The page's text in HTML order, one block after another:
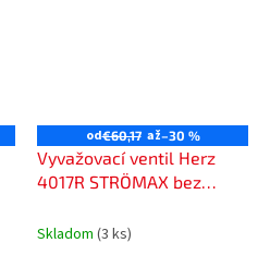
od€60,17 až–30 %
Vyvažovací ventil Herz
4017R STRÖMAX bez
vykurovania/chladenia
Skladom (3 ks)